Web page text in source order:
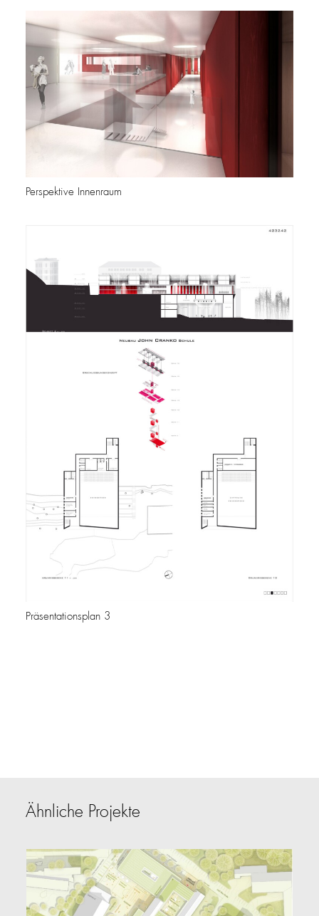
Perspektive Innenraum
Präsentationsplan 3
Ähnliche Projekte